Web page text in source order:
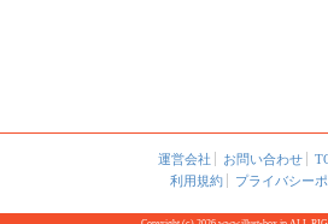
運営会社 お問い合わせ
利用規約
プライバシー